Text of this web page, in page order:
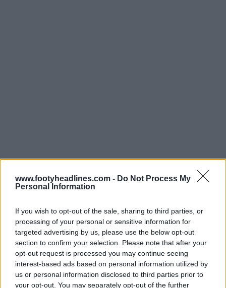
www.footyheadlines.com - Do Not Process My
Personal Information
If you wish to opt-out of the sale, sharing to third parties, or
processing of your personal or sensitive information for
targeted advertising by us, please use the below opt-out
section to confirm your selection. Please note that after your
opt-out request is processed you may continue seeing
interest-based ads based on personal information utilized by
us or personal information disclosed to third parties prior to
your opt-out. You may separately opt-out of the further
A camisa do terceiro guarda-redes do Adidas FC
combinada com riscas verticais tonais, dando-lhe uma
aparência limpa, mas dinâmica. É um estilo que
complementa perfeitamente as cores tradicionais do
Bayern, ao mesmo tempo que introduz um toque novo.
2 de Ago de 2025